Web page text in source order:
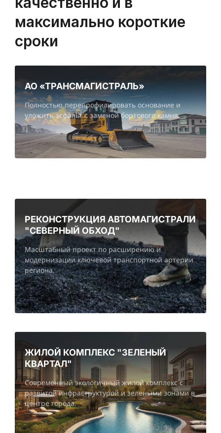
максимально короткие
сроки
АО «ТРАНСМАГИСТРАЛЬ»
Полностью перепрофилировать основание и
уложить асфальт с заменой бортового камня.
РЕКОНСТРУКЦИЯ АВТОМАГИСТРАЛИ
"СЕВЕРНЫЙ ОБХОД"
Масштабный проект по расширению и
модернизации ключевой транспортной артерии
региона.
ЖИЛОЙ КОМПЛЕКС "ЗЕЛЕНЫЙ
КВАРТАЛ"
Современный экологичный жилой комплекс с
развитой инфраструктурой и зелеными зонами в
центре города.